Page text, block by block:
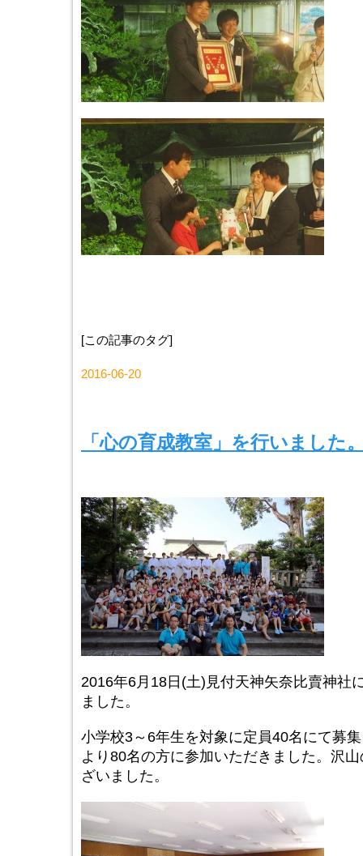
[この記事のタグ]
2016-06-20
「心の育成教室」を行いました
2016年6月18日(土)見付天神矢奈比賣神社
ました。
小学校3～6年生を対象に定員40名にて募
より80名の方に参加いただきました。沢
ざいました。